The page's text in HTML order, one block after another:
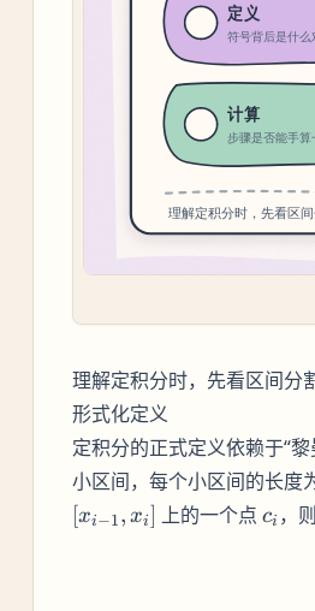
理解定积分时，先看区间分
形式化定义
定积分的正式定义依赖于“
小区间，每个小区间的长度
[xi−1, xi] 上的一个点c_i
ci ，